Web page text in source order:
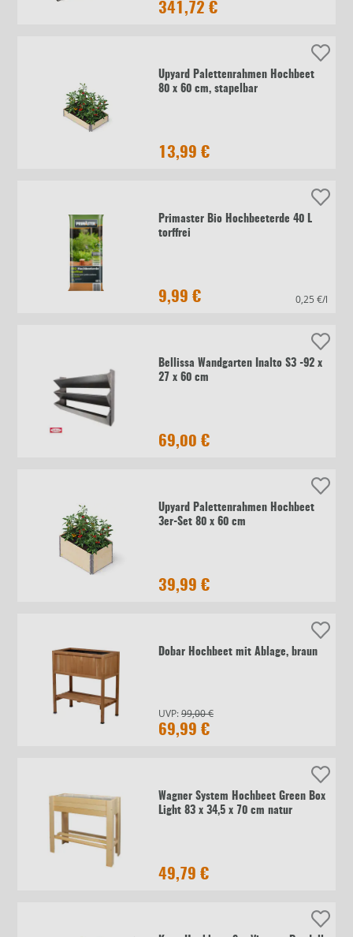
341,72 €
Upyard Palettenrahmen Hochbeet
80 x 60 cm, stapelbar
13,99 €
Primaster Bio Hochbeeterde 40 L
torffrei
9,99 € 0,25 €/l
Bellissa Wandgarten Inalto S3 -92 x
27 x 60 cm
69,00 €
Upyard Palettenrahmen Hochbeet
3er-Set 80 x 60 cm
39,99 €
Dobar Hochbeet mit Ablage, braun
UVP:99,00 €
69,99 €
Wagner System Hochbeet Green Box
Light 83 x 34,5 x 70 cm natur
49,79 €